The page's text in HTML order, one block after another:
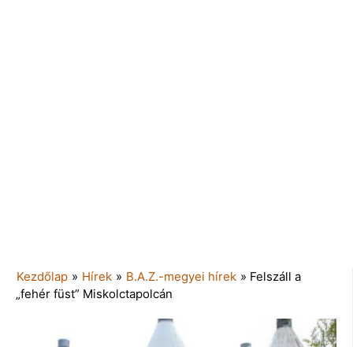
Kezdőlap » Hírek » B.A.Z.-megyei hírek » Felszáll a
„fehér füst” Miskolctapolcán